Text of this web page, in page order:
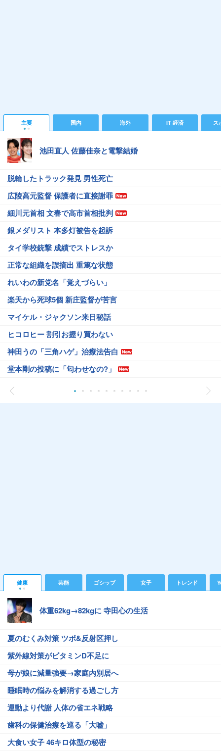
主要 国内 海外 IT 経済 ス
池田直人 佐藤佳奈と電撃結婚
脱輪したトラック発見 男性死亡
広陵高元監督 保護者に直接謝罪
細川元首相 文春で高市首相批判
銀メダリスト 本多灯被告を起訴
タイ学校銃撃 成績でストレスか
正常な組織を誤摘出 重篤な状態
れいわの新党名「覚えづらい」
楽天から死球5個 新庄監督が苦言
マイケル・ジャクソン来日秘話
ヒコロヒー 割引お握り買わない
神田うの「三角ハゲ」治療法告白
堂本剛の投稿に「匂わせなの?」
健康 芸能 ゴシップ 女子 トレンド
体重62kg→82kgに 寺田心の生活
夏のむくみ対策 ツボ&反射区押し
紫外線対策がビタミンD不足に
母が娘に減量強要→家庭内別居へ
睡眠時の悩みを解消する過ごし方
運動より代謝 人体の省エネ戦略
歯科の保健治療を巡る「大嘘」
大食い女子 46キロ体型の秘密